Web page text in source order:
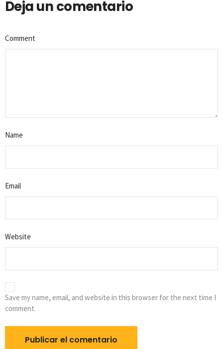
Deja un comentario
Comment
Name
Email
Website
Save my name, email, and website in this browser for the next time I
comment.